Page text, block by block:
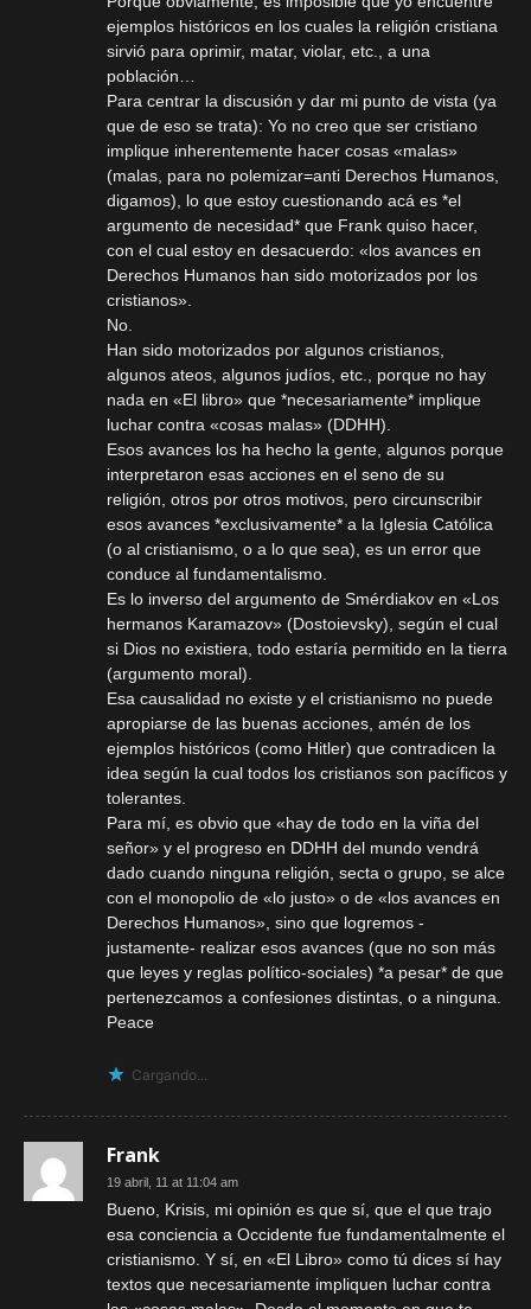
ejemplos históricos en los cuales la religión cristiana
sirvió para oprimir, matar, violar, etc., a una
población…
Para centrar la discusión y dar mi punto de vista (ya
que de eso se trata): Yo no creo que ser cristiano
implique inherentemente hacer cosas «malas»
(malas, para no polemizar=anti Derechos Humanos,
digamos), lo que estoy cuestionando acá es *el
argumento de necesidad* que Frank quiso hacer,
con el cual estoy en desacuerdo: «los avances en
Derechos Humanos han sido motorizados por los
cristianos».
No.
Han sido motorizados por algunos cristianos,
algunos ateos, algunos judíos, etc., porque no hay
nada en «El libro» que *necesariamente* implique
luchar contra «cosas malas» (DDHH).
Esos avances los ha hecho la gente, algunos porque
interpretaron esas acciones en el seno de su
religión, otros por otros motivos, pero circunscribir
esos avances *exclusivamente* a la Iglesia Católica
(o al cristianismo, o a lo que sea), es un error que
conduce al fundamentalismo.
Es lo inverso del argumento de Smérdiakov en «Los
hermanos Karamazov» (Dostoievsky), según el cual
si Dios no existiera, todo estaría permitido en la tierra
(argumento moral).
Esa causalidad no existe y el cristianismo no puede
apropiarse de las buenas acciones, amén de los
ejemplos históricos (como Hitler) que contradicen la
idea según la cual todos los cristianos son pacíficos y
tolerantes.
Para mí, es obvio que «hay de todo en la viña del
señor» y el progreso en DDHH del mundo vendrá
dado cuando ninguna religión, secta o grupo, se alce
con el monopolio de «lo justo» o de «los avances en
Derechos Humanos», sino que logremos -
justamente- realizar esos avances (que no son más
que leyes y reglas político-sociales) *a pesar* de que
pertenezcamos a confesiones distintas, o a ninguna.
Peace
Cargando...
Frank
19 abril, 11 at 11:04 am
Bueno, Krisis, mi opinión es que sí, que el que trajo
esa conciencia a Occidente fue fundamentalmente el
cristianismo. Y sí, en «El Libro» como tú dices sí hay
textos que necesariamente impliquen luchar contra